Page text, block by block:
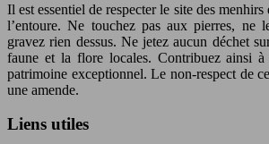
Il est essentiel de respecter le site des
l’entoure. Ne touchez pas aux pierres, ne
gravez rien dessus. Ne jetez aucun déchet
faune et la flore locales. Contribuez ainsi
patrimoine exceptionnel. Le non-respect de
une amende.
Liens utiles